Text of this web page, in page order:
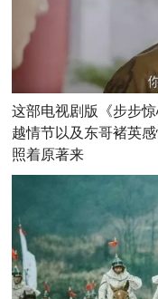
这部电视剧版《步步
越情节以及东哥褚英
照着原著来